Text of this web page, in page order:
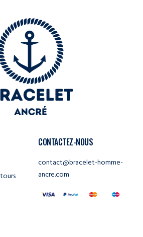
CONTACTEZ-NOUS
contact@bracelet-homme-
ancre.com